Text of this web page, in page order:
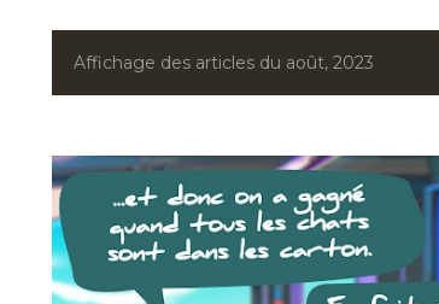
A
t
i
c
Affichage des articles du août, 2023